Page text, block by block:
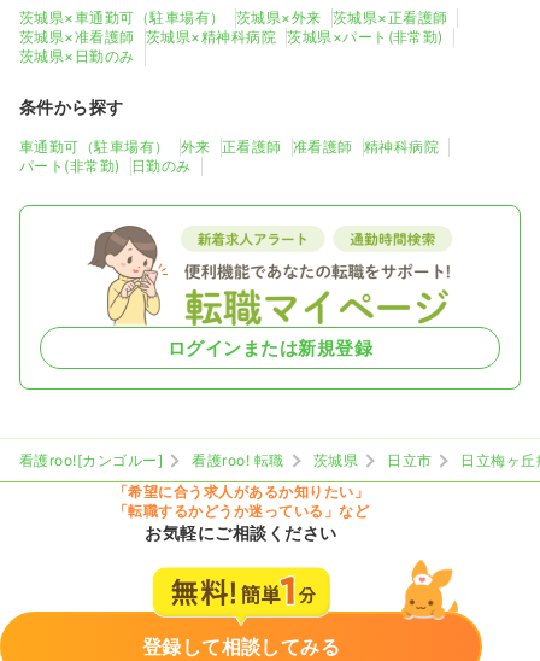
茨城県×車通勤可（駐車場有） 茨城県×外来
茨城県×正看護師
茨城県×准看護師
茨城県×精神科病院
茨城県×パート(非常勤)
茨城県×日勤のみ
条件から探す
車通勤可（駐車場有） 外来 正看護師 准看護師
精神科病院
パート(非常勤)
日勤のみ
ログインまたは新規登録
看護roo![カンゴルー] 看護roo! 転職 茨城県 日立市
日立梅ヶ丘
「希望に合う求人があるか知りたい」
「転職するかどうか迷っている」など
お気軽にご相談ください
登録して相談してみる